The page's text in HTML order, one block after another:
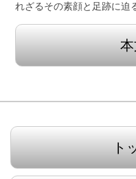
れざるその素顔と足跡に迫
ト